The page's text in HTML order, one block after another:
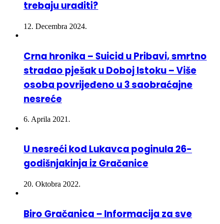
12. Decembra 2024.
stradao pješak u Doboj Istoku – Više
osoba povrijeđeno u 3 saobraćajne
nesreće
6. Aprila 2021.
godišnjakinja iz Gračanice
20. Oktobra 2022.
građane